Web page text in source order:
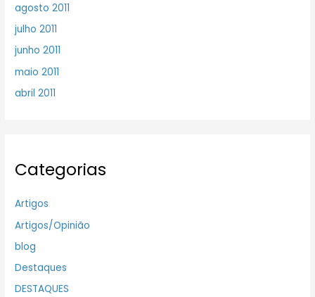
agosto 2011
julho 2011
junho 2011
maio 2011
abril 2011
Categorias
Artigos
Artigos/Opinião
blog
Destaques
DESTAQUES